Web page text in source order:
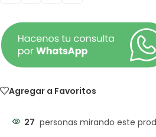
Agregar a Favoritos
27 personas mirando este